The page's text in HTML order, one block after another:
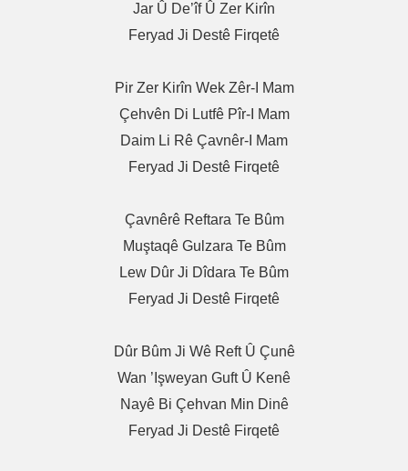
Jar Û De’îf Û Zer Kirîn
Feryad Ji Destê Firqetê
Pir Zer Kirîn Wek Zêr-I Mam
Çehvên Di Lutfê Pîr-I Mam
Daim Li Rê Çavnêr-I Mam
Feryad Ji Destê Firqetê
Çavnêrê Reftara Te Bûm
Muştaqê Gulzara Te Bûm
Lew Dûr Ji Dîdara Te Bûm
Feryad Ji Destê Firqetê
Dûr Bûm Ji Wê Reft Û Çunê
Wan ’işweyan Guft Û Kenê
Nayê Bi Çehvan Min Dinê
Feryad Ji Destê Firqetê